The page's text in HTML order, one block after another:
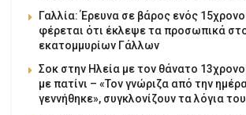
Γαλλία: Έρευνα σε βάρος ενός
φέρεται ότι έκλεψε τα προσωπικά
εκατομμυρίων Γάλλων
Σοκ στην Ηλεία με τον θάνατο
με πατίνι – «Τον γνώριζα από την
γεννήθηκε», συγκλονίζουν τα λόγια